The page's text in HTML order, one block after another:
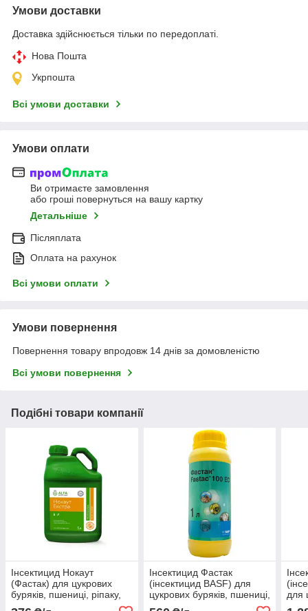
Умови доставки
Доставка здійснюється тільки по передоплаті.
Нова Пошта
Укрпошта
Всі умови доставки
Умови оплати
Ви отримаєте замовлення
або гроші повернуться на вашу картку
Детальніше
Післяплата
Оплата на рахунок
Всі умови оплати
Умови повернення
Повернення товару впродовж 14 днів за домовленістю
Всі умови повернення
Подібні товари компанії
Інсектицид Нокаут
(Фастак) для цукрових
буряків, пшениці, ріпаку,
овочевих культур (Альфа-
Інсектицид Фастак
(інсектицид BASF) для
цукрових буряків, пшениці,
ріпаку, овочевих культур
для